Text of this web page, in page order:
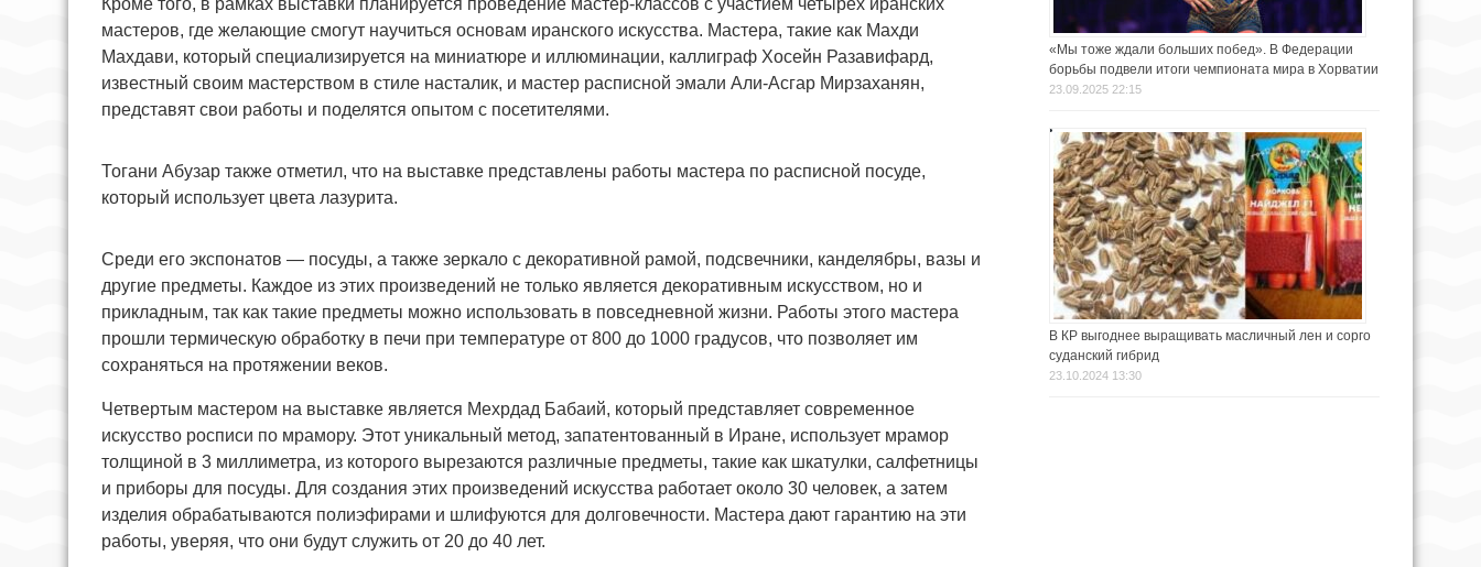
Кроме того, в рамках выставки планируется проведение мастер-классов с участием четырех иранских
мастеров, где желающие смогут научиться основам иранского искусства. Мастера, такие как Махди
Махдави, который специализируется на миниатюре и иллюминации, каллиграф Хосейн Разавифард,
известный своим мастерством в стиле насталик, и мастер расписной эмали Али-Асгар Мирзаханян,
представят свои работы и поделятся опытом с посетителями.
Тогани Абузар также отметил, что на выставке представлены работы мастера по расписной посуде,
который использует цвета лазурита.
Среди его экспонатов — посуды, а также зеркало с декоративной рамой, подсвечники, канделябры, вазы и
другие предметы. Каждое из этих произведений не только является декоративным искусством, но и
прикладным, так как такие предметы можно использовать в повседневной жизни. Работы этого мастера
прошли термическую обработку в печи при температуре от 800 до 1000 градусов, что позволяет им
сохраняться на протяжении веков.
Четвертым мастером на выставке является Мехрдад Бабаий, который представляет современное
искусство росписи по мрамору. Этот уникальный метод, запатентованный в Иране, использует мрамор
толщиной в 3 миллиметра, из которого вырезаются различные предметы, такие как шкатулки, салфетницы
и приборы для посуды. Для создания этих произведений искусства работает около 30 человек, а затем
изделия обрабатываются полиэфирами и шлифуются для долговечности. Мастера дают гарантию на эти
работы, уверяя, что они будут служить от 20 до 40 лет.
«Мы тоже ждали больших побед». В Федерации
борьбы подвели итоги чемпионата мира в Хорватии
23.09.2025 22:15
В КР выгоднее выращивать масличный лен и сорго
суданский гибрид
23.10.2024 13:30